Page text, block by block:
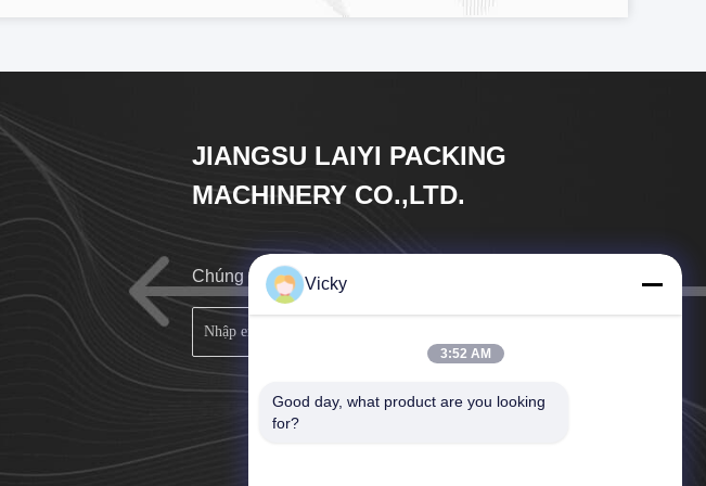
JIANGSU LAIYI PACKING
MACHINERY CO.,LTD.
Chúng tôi sẽ gọi lại cho anh càng sớm càng tốt.
Vicky
3:52 AM
Good day, what product are you looking
for?